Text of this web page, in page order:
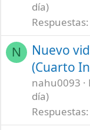
día)
Respuestas
N
Nuevo
(Cuarto
nahu0093
día)
Respuestas